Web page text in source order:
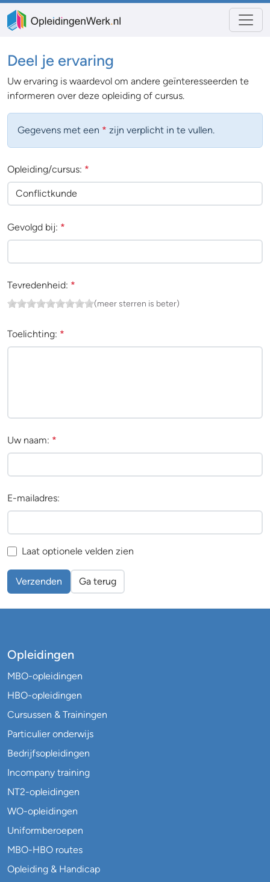
Deel je ervaring
Uw ervaring is waardevol om andere geïnteresseerden te
informeren over deze opleiding of cursus.
Gegevens met een * zijn verplicht in te vullen.
Opleiding/cursus: *
Gevolgd bij: *
Tevredenheid: *
(meer sterren is beter)
Toelichting: *
Uw naam: *
E-mailadres:
Laat optionele velden zien
Verzenden Ga terug
Opleidingen
MBO-opleidingen
HBO-opleidingen
Cursussen & Trainingen
Particulier onderwijs
Bedrijfsopleidingen
Incompany training
NT2-opleidingen
WO-opleidingen
Uniformberoepen
MBO-HBO routes
Opleiding & Handicap